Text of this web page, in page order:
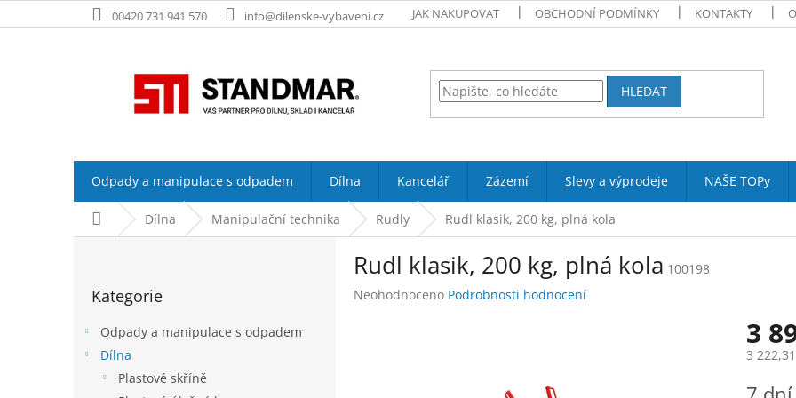
na
00420 731 941 570 info@dilenske-vybaveni.cz JAK NAKUPOVAT OBCHODNÍ PODMÍNKY KONTAKTY
HLEDAT
Odpady a manipulace s odpadem Dílna Kancelář Zázemí Slevy a výprodeje NAŠE TOPy
Domů Dílna Manipulační technika Rudly Rudl klasik, 200 kg, plná kola
kategorie
Kategorie
Odpady a manipulace s odpadem
Dílna
Plastové skříně
Rudl klasik, 200 kg, plná kola 100198
Průměrné
Neohodnoceno Podrobnosti hodnocení
3
3